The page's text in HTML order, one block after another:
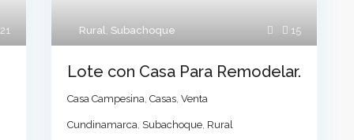
15
Rural, Subachoque
Lote con Casa Para Remodelar.
Casa Campesina, Casas, Venta
Cundinamarca, Subachoque, Rural
(2)
CASA
(6)
Casa Campesina
Casa Campestre